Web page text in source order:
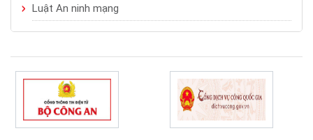
Luật An ninh mạng